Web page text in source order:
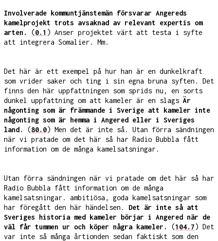
Involverade kommuntjänstemän försvarar Angereds
kamelprojekt trots avsaknad av relevant expertis om
arten.
(0.1 ) Anser projektet värt att testa i syfte
att integrera Somalier. Mm.
Det här är ett exempel på hur han är en dunkelkraft
som vrider saker och ting i sin egna bruna syften. Det
finns den här uppfattningen som sprids nu, en sorts
dunkel uppfattning om att kameler är en slags Är
någonting som är främmande i Sverige att kameler inte
någonting som är hemma i Angered eller i Sveriges
land.
(80.0) Men det är inte så. Utan förra sändningen
när vi pratade om det här så har Radio Bubbla fått
information om de många kamelsatsningar.
Utan förra sändningen när vi pratade om det här så har
Radio Bubbla fått information om de många
kamelsatsningar. ambitiösa, goda kamelsatsningar som
har föregått den här händelsen. Det är inte så att
Sveriges historia med kameler börjar i Angered när de
väl får tummen ur och köper några kameler.
(104.7) Det
var inte så många årtionden sedan faktiskt som den